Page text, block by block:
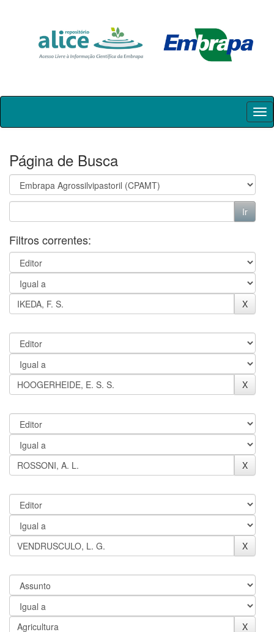
Skip
Página de Busca
Filtros correntes: